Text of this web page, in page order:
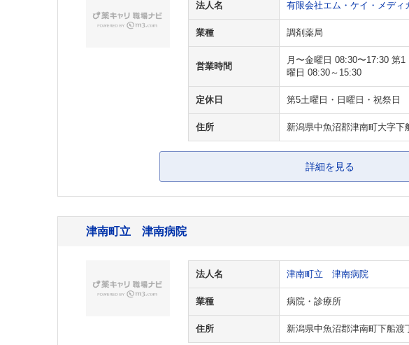
法人名 有限会社エム・ケイ・メディ
業種 調剤薬局
営業時間
月〜金曜日 08:30〜17:30 第
曜日 08:30～15:30
定休日 第5土曜日・日曜日・祝祭日
住所 新潟県中魚沼郡津南町大字下
詳細を見る
津南町立 津南病院
法人名 津南町立 津南病院
業種 病院・診療所
住所 新潟県中魚沼郡津南町下船渡